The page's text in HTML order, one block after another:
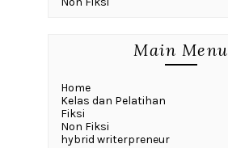
Main Menu
Home
Kelas dan Pelatihan
Fiksi
Non Fiksi
hybrid writerpreneur